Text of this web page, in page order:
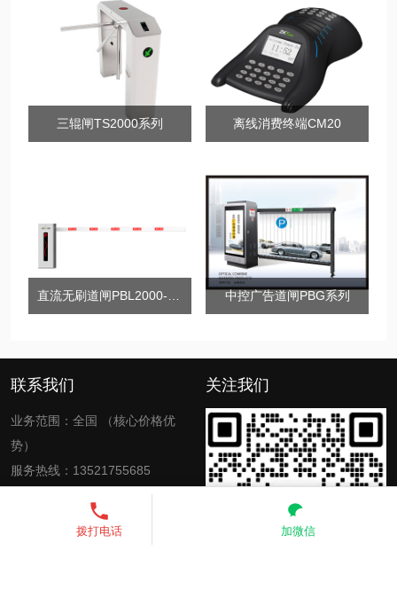
三辊闸TS2000系列 离线消费终端CM20
直流无刷道闸PBL2000-DC系列 中控广告道闸PBG系列
联系我们
业务范围：全国 （核心价格优
势）
服务热线：13521755685
电子邮箱：zkinte@139.com、
3451542150@qq.com
关注我们
拨打电话 加微信
13521755685 发送短信